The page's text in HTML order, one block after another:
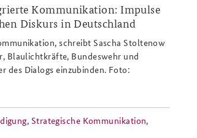
Kommunikation: Impulse
Diskurs in Deutschland
schreibt Sascha Stoltenow
Blaulichtkräfte, Bundeswehr und
des Dialogs einzubinden. Foto:
, Strategische Kommunikation,